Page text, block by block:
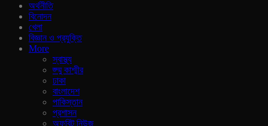
অর্থনীতি
বিনোদন
খেলা
বিজ্ঞান ও প্রযুক্তি
More
স্বাস্থ্য
জ্ম্মু কাশ্মীর
ঢাকা
বাংলাদেশ
পাকিস্তান
প্রশাসন
অফবিট নিউজ